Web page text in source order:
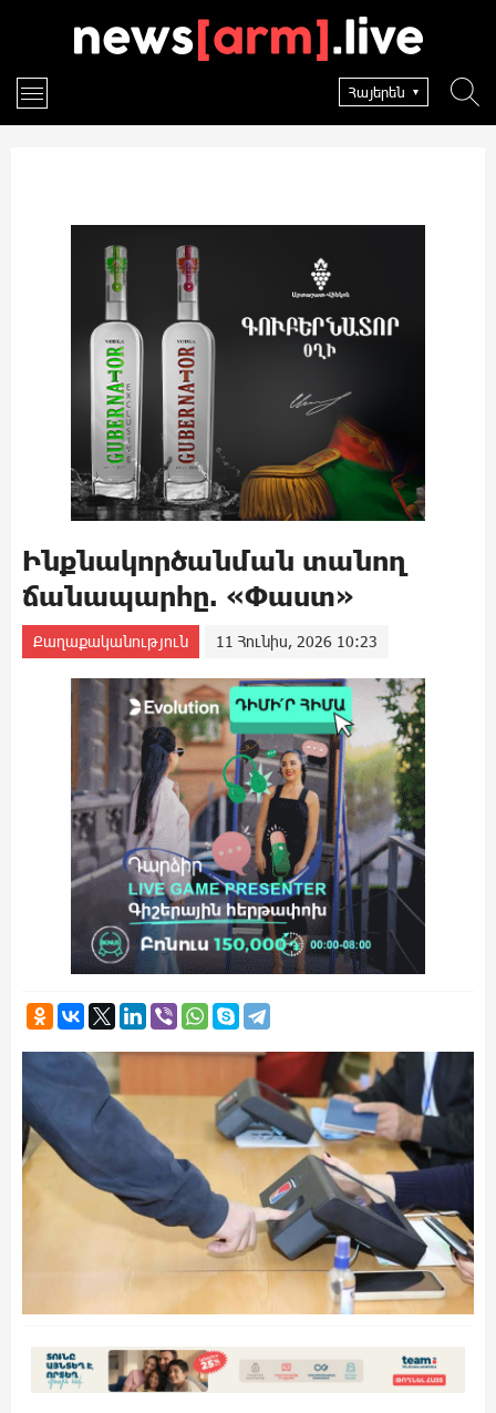
Հայերեն
Ինքնակործանման տանող
ճանապարհը. «Փաստ»
Քաղաքականություն 11 Հունիս, 2026 10:23